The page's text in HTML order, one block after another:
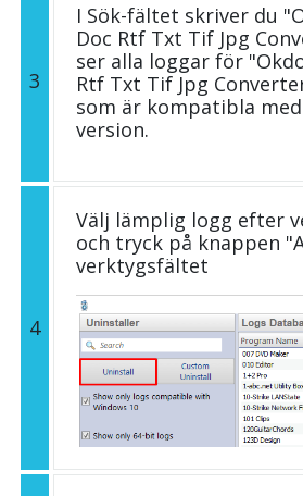
3
I Sök-fältet skriver du
Doc Rtf Txt Tif Jpg
ser alla loggar för
Rtf Txt Tif Jpg
som är kompatibla
version.
4
Välj lämplig logg efter
och tryck på knappen
verktygsfältet